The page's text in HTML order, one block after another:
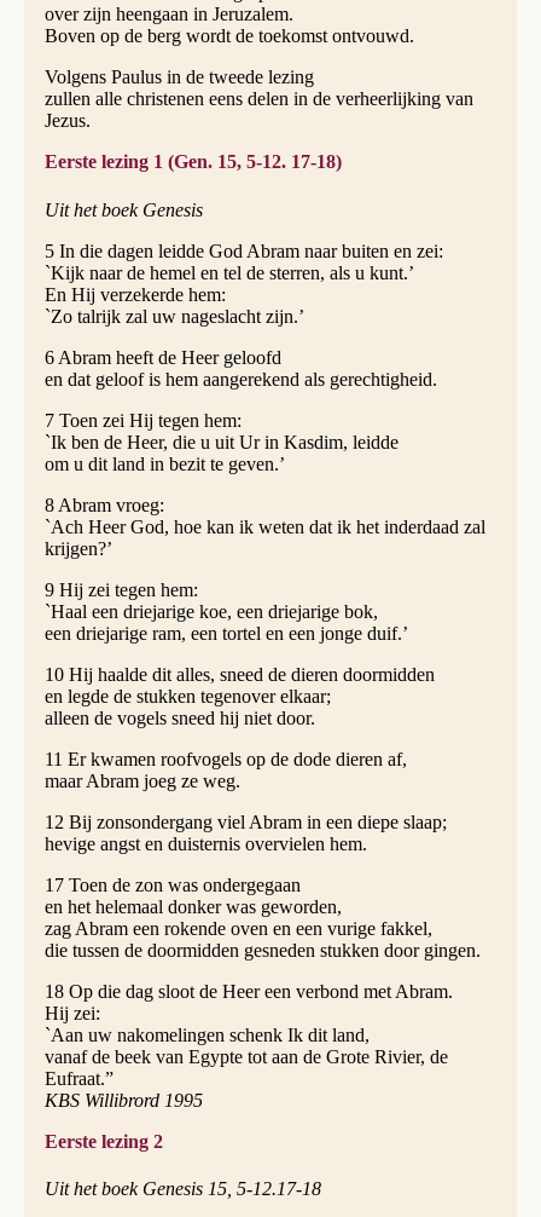
over zijn heengaan in Jeruzalem.
Boven op de berg wordt de toekomst ontvouwd.
Volgens Paulus in de tweede lezing
zullen alle christenen eens delen in de verheerlijking van
Jezus.
Eerste lezing 1 (Gen. 15, 5-12. 17-18)
Uit het boek Genesis
5 In die dagen leidde God Abram naar buiten en zei:
`Kijk naar de hemel en tel de sterren, als u kunt.’
En Hij verzekerde hem:
`Zo talrijk zal uw nageslacht zijn.’
6 Abram heeft de Heer geloofd
en dat geloof is hem aangerekend als gerechtigheid.
7 Toen zei Hij tegen hem:
`Ik ben de Heer, die u uit Ur in Kasdim, leidde
om u dit land in bezit te geven.’
8 Abram vroeg:
`Ach Heer God, hoe kan ik weten dat ik het inderdaad zal
krijgen?’
9 Hij zei tegen hem:
`Haal een driejarige koe, een driejarige bok,
een driejarige ram, een tortel en een jonge duif.’
10 Hij haalde dit alles, sneed de dieren doormidden
en legde de stukken tegenover elkaar;
alleen de vogels sneed hij niet door.
11 Er kwamen roofvogels op de dode dieren af,
maar Abram joeg ze weg.
12 Bij zonsondergang viel Abram in een diepe slaap;
hevige angst en duisternis overvielen hem.
17 Toen de zon was ondergegaan
en het helemaal donker was geworden,
zag Abram een rokende oven en een vurige fakkel,
die tussen de doormidden gesneden stukken door gingen.
18 Op die dag sloot de Heer een verbond met Abram.
Hij zei:
`Aan uw nakomelingen schenk Ik dit land,
vanaf de beek van Egypte tot aan de Grote Rivier, de
Eufraat.”
KBS Willibrord 1995
Eerste lezing 2
Uit het boek Genesis 15, 5-12.17-18